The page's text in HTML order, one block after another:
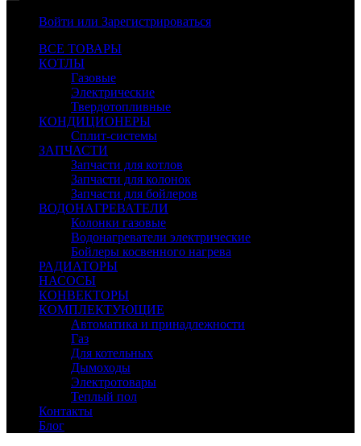
Войти или Зарегистрироваться
ВСЕ ТОВАРЫ
КОТЛЫ
Газовые
Электрические
Твердотопливные
КОНДИЦИОНЕРЫ
Сплит-системы
ЗАПЧАСТИ
Запчасти для котлов
Запчасти для колонок
Запчасти для бойлеров
ВОДОНАГРЕВАТЕЛИ
Колонки газовые
Водонагреватели электрические
Бойлеры косвенного нагрева
РАДИАТОРЫ
НАСОСЫ
КОНВЕКТОРЫ
КОМПЛЕКТУЮЩИЕ
Автоматика и принадлежности
Газ
Для котельных
Дымоходы
Электротовары
Теплый пол
Контакты
Блог